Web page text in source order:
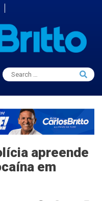
Search
for:
Search
apreende
em